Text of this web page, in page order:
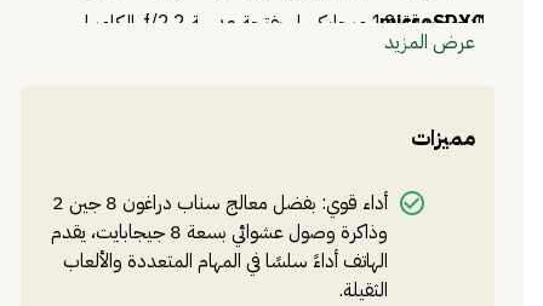
microSDXC
.
الزاوية بدقة 12 ميجابكسل بفتحة عدسة f/2.2. الكاميرا
متقدمة مثل
5G، Wi-Fi 6E،Bluetooth 5.3 ، وNFC
.
عرض المزيد
مميزات
أداء قوي: بفضل معالج سناب دراغون 8 جين 2
وذاكرة وصول عشوائي بسعة 8 جيجابايت، يقدم
الهاتف أداءً سلسًا في المهام المتعددة والألعاب
الثقيلة.